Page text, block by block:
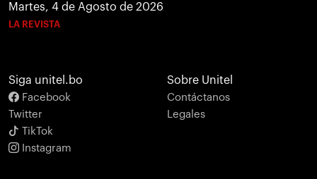
Martes, 4 de Agosto de 2026
LA REVISTA
Siga unitel.bo
Facebook
Twitter
TikTok
Instagram
Sobre Unitel
Contáctanos
Legales